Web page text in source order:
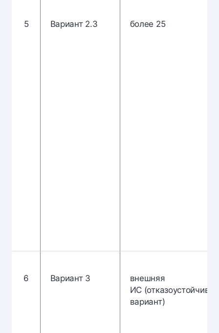
5 Вариант 2.3 более 25
6 Вариант 3
внешняя
ИС
вариант)